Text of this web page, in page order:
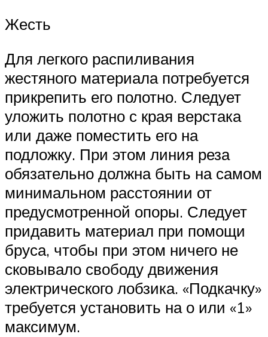
Жесть
Для легкого распиливания
жестяного материала потребуется
прикрепить его полотно. Следует
уложить полотно с края верстака
или даже поместить его на
подложку. При этом линия реза
обязательно должна быть на самом
минимальном расстоянии от
предусмотренной опоры. Следует
придавить материал при помощи
бруса, чтобы при этом ничего не
сковывало свободу движения
электрического лобзика. «Подкачку»
требуется установить на о или «1»
максимум.